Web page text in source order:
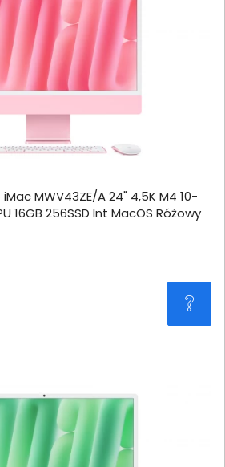
MWV43ZE/A 24" 4,5K M4 10-
16GB 256SSD Int MacOS Różowy